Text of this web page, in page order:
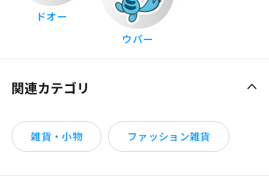
ドオー
ウパー
関連カテゴリ
雑貨・小物 ファッション雑貨